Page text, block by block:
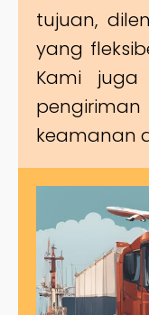
tujuan,
yang
Kami juga
keamanan